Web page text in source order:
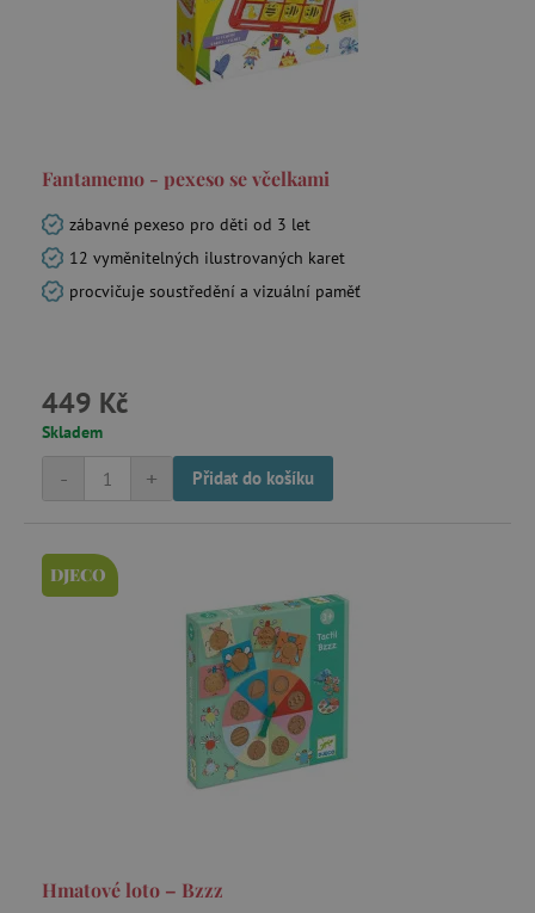
Fantamemo - pexeso se včelkami
zábavné pexeso pro děti od 3 let
12 vyměnitelných ilustrovaných karet
procvičuje soustředění a vizuální paměť
449 Kč
Skladem
+
- Přidat do košíku
DJECO
Hmatové loto – Bzzz